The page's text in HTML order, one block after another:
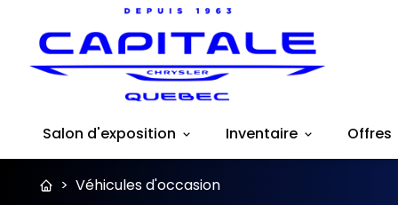
Salon d'exposition Inventaire Offres
> Véhicules d'occasion